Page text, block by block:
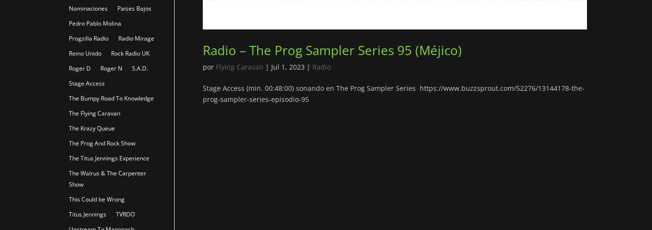
Radio – The Prog Sampler Series 95 (Méjico)
por Flying Caravan | Jul 1, 2023 | Radio
Stage Access (min. 00:48:00) sonando en The Prog Sampler Series https://www.buzzsprout.com/52276/13144178-the-
prog-sampler-series-episodio-95
Nominaciones
Paises Bajos
Pedro Pablo Molina
Progzilla Radio
Radio Mirage
Reino Unido
Rock Radio UK
Roger D
Roger N
S.A.D.
Stage Access
The Bumpy Road To Knowledge
The Flying Caravan
The Krazy Queue
The Prog And Rock Show
The Titus Jennings Experience
The Walrus & The Carpenter
Show
This Could be Wrong
Titus Jennings
TVRDO